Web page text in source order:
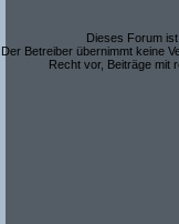
Dieses Forum
Der Betreiber übernimmt keine
Recht vor, Beiträge mit